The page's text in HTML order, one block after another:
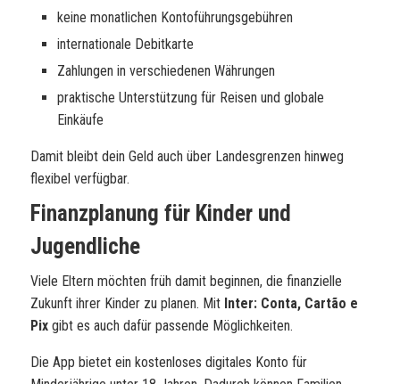
keine monatlichen Kontoführungsgebühren
internationale Debitkarte
Zahlungen in verschiedenen Währungen
praktische Unterstützung für Reisen und globale
Einkäufe
Damit bleibt dein Geld auch über Landesgrenzen hinweg
flexibel verfügbar.
Finanzplanung für Kinder und
Jugendliche
Viele Eltern möchten früh damit beginnen, die finanzielle
Zukunft ihrer Kinder zu planen. Mit Inter: Conta, Cartão e
Pix gibt es auch dafür passende Möglichkeiten.
Die App bietet ein kostenloses digitales Konto für